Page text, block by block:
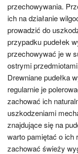
przechowywania.
ich na działanie
prowadzić do
przypadku pudełek
przechowywać je w
ostrymi
Drewniane pudełka
regularnie je
zachować ich
uszkodzeniami
znajdujące się na
warto pamiętać o ich
zachować świeży